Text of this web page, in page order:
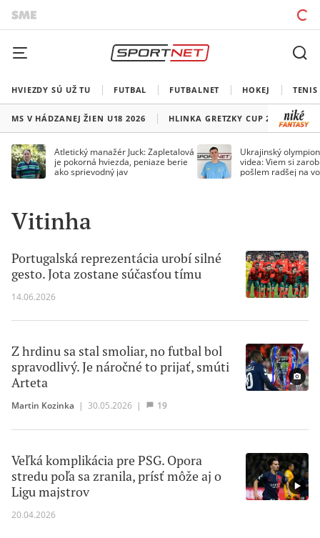
HVIEZDY SÚ UŽ TU FUTBAL FUTBALNET HOKEJ TENIS
MS V HÁDZANEJ ŽIEN U18 2026 HLINKA GRETZKY CUP 2026
Atletický manažér Juck: Zapletalová
je pokorná hviezda, peniaze berie
ako sprievodný jav
Ukrajinský
videa: Viem si
pošlem radšej na
Vitinha
Portugalská reprezentácia urobí silné
gesto. Jota zostane súčasťou tímu
14.06.2026
Z hrdinu sa stal smoliar, no futbal bol
spravodlivý. Je náročné to prijať, smúti
Arteta
Martin Kozinka | 30.05.2026 | 19
Veľká komplikácia pre PSG. Opora
stredu poľa sa zranila, prísť môže aj o
Ligu majstrov
20.04.2026